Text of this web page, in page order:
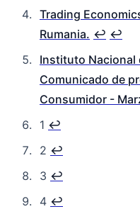
Trading
Rumania. ↩︎ ↩︎
Instituto Nacional
Comunicado de
Consumidor -
1 ↩︎
2 ↩︎
3 ↩︎
4 ↩︎